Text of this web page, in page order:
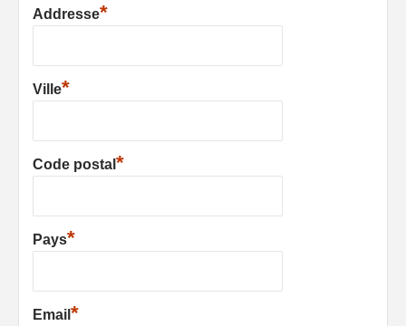
Addresse*
Ville*
Code postal *
Pays*
Email *